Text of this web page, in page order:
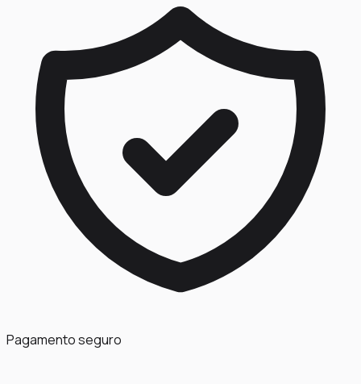
Pagamento seguro